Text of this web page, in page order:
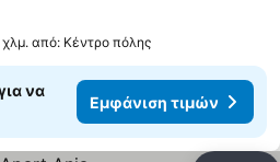
από: Κέντρο πόλης
να
Εμφάνιση τιμών